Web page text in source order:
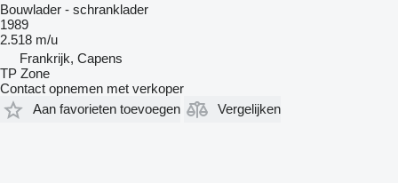
Bouwlader - schranklader
1989
2.518 m/u
Frankrijk, Capens
TP Zone
Contact opnemen met verkoper
Aan favorieten toevoegen
Vergelijken